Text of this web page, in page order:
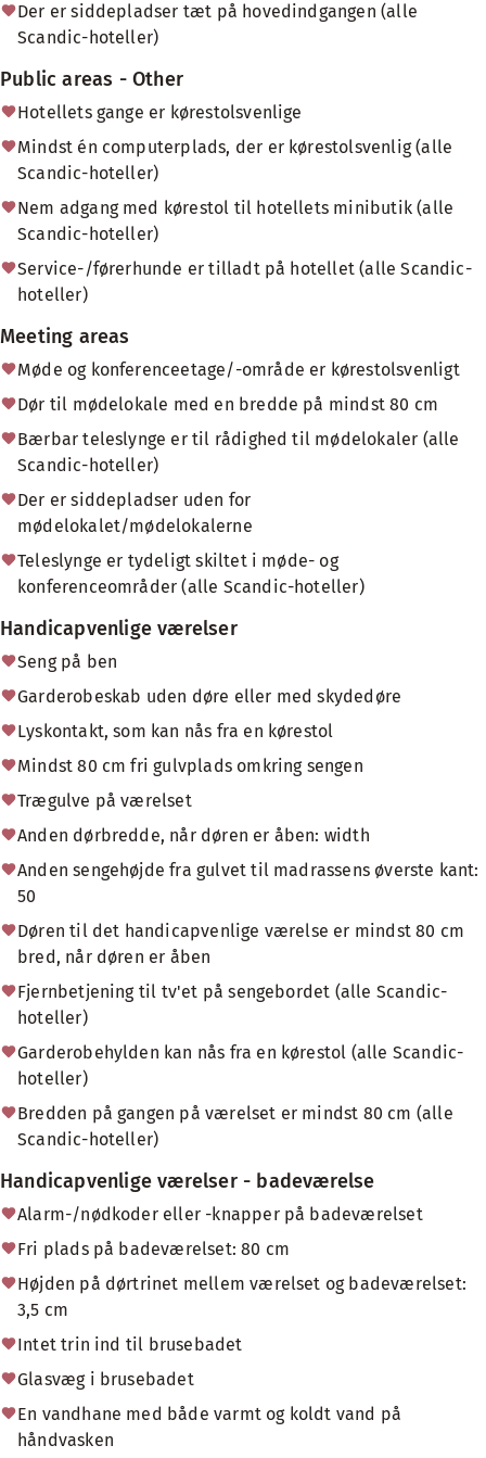
Der er siddepladser tæt på hovedindgangen (alle
Scandic-hoteller)
Public areas - Other
Hotellets gange er kørestolsvenlige
Mindst én computerplads, der er kørestolsvenlig (alle
Scandic-hoteller)
Nem adgang med kørestol til hotellets minibutik (alle
Scandic-hoteller)
Service-/førerhunde er tilladt på hotellet (alle Scandic-
hoteller)
Meeting areas
Møde og konferenceetage/-område er kørestolsvenligt
Dør til mødelokale med en bredde på mindst 80 cm
Bærbar teleslynge er til rådighed til mødelokaler (alle
Scandic-hoteller)
Der er siddepladser uden for
mødelokalet/mødelokalerne
Teleslynge er tydeligt skiltet i møde- og
konferenceområder (alle Scandic-hoteller)
Handicapvenlige værelser
Seng på ben
Garderobeskab uden døre eller med skydedøre
Lyskontakt, som kan nås fra en kørestol
Mindst 80 cm fri gulvplads omkring sengen
Trægulve på værelset
Anden dørbredde, når døren er åben: width
Anden sengehøjde fra gulvet til madrassens øverste kant:
50
Døren til det handicapvenlige værelse er mindst 80 cm
bred, når døren er åben
Fjernbetjening til tv'et på sengebordet (alle Scandic-
hoteller)
Garderobehylden kan nås fra en kørestol (alle Scandic-
hoteller)
Bredden på gangen på værelset er mindst 80 cm (alle
Scandic-hoteller)
Handicapvenlige værelser - badeværelse
Alarm-/nødkoder eller -knapper på badeværelset
Fri plads på badeværelset: 80 cm
Højden på dørtrinet mellem værelset og badeværelset:
3,5 cm
Intet trin ind til brusebadet
Glasvæg i brusebadet
En vandhane med både varmt og koldt vand på
håndvasken